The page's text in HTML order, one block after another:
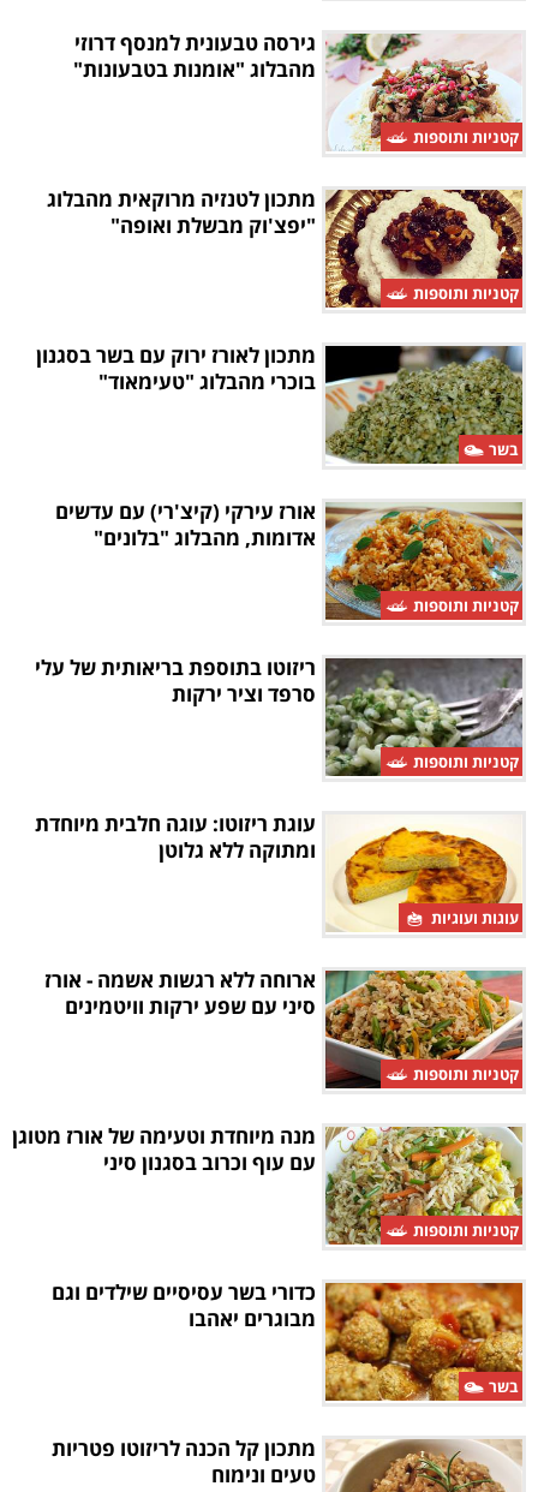
קטניות ותוספות
גירסה טבעונית למנסף דרוזי
מהבלוג "אומנות בטבעונות"
קטניות ותוספות
מתכון לטנזיה מרוקאית מהבלוג
"יפצ'וק מבשלת ואופה"
בשר
מתכון לאורז ירוק עם בשר בסגנון
בוכרי מהבלוג "טעימאוד"
קטניות ותוספות
אורז עירקי (קיצ'רי) עם עדשים
אדומות, מהבלוג "בלונים"
קטניות ותוספות
ריזוטו בתוספת בריאותית של עלי
סרפד וציר ירקות
עוגות ועוגיות
עוגת ריזוטו: עוגה חלבית מיוחדת
ומתוקה ללא גלוטן
קטניות ותוספות
ארוחה ללא רגשות אשמה - אורז
סיני עם שפע ירקות וויטמינים
קטניות ותוספות
מנה מיוחדת וטעימה של אורז מטוגן
עם עוף וכרוב בסגנון סיני
בשר
כדורי בשר עסיסיים שילדים וגם
מבוגרים יאהבו
מתכון קל הכנה לריזוטו פטריות
טעים ונימוח